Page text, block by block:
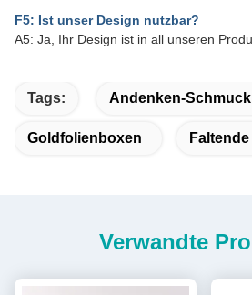
F5: Ist unser Design nutzbar?
A5: Ja, Ihr Design ist in all unseren
Tags: Andenken-
Goldfolienboxen
Verwandte